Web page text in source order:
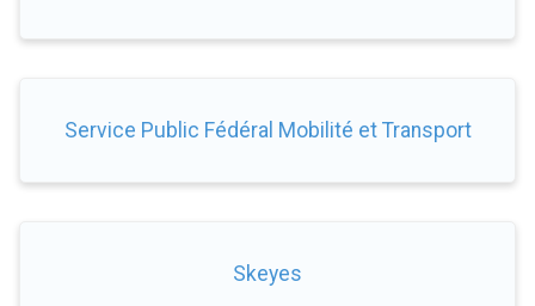
Service Public Fédéral Mobilité et Transport
Skeyes